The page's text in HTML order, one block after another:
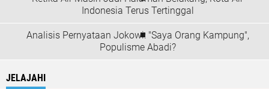
Indonesia Terus Tertinggal
Analisis Pernyataan Jokowi: "Saya Orang Kampung",
Populisme Abadi?
JELAJAHI